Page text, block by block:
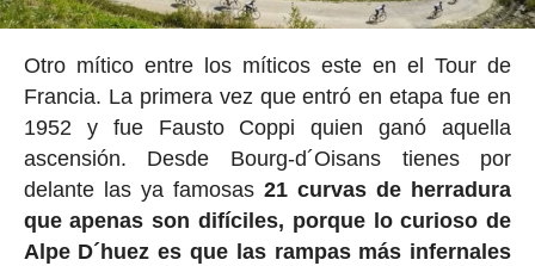
Otro mítico entre los míticos este en el Tour de
Francia. La primera vez que entró en etapa fue en
1952 y fue Fausto Coppi quien ganó aquella
ascensión. Desde Bourg-d´Oisans tienes por
delante las ya famosas21 curvas de herradura
que apenas son difíciles, porque lo curioso de
Alpe D´huez es que las rampas más infernales